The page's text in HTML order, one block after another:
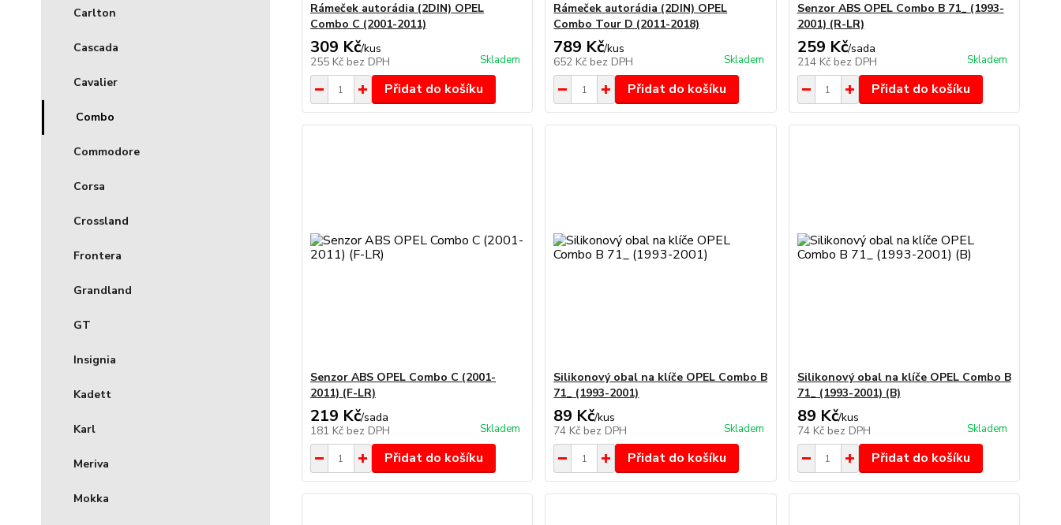
Carlton
Cascada
Cavalier
Combo
Commodore
Corsa
Crossland
Frontera
Grandland
GT
Insignia
Kadett
Karl
Meriva
Mokka
Rámeček autorádia (2DIN) OPEL
Combo C (2001-2011)
309 Kč/kus
255 Kč bez DPH Skladem
Přidat do košíku
Rámeček autorádia (2DIN) OPEL
Combo Tour D (2011-2018)
789 Kč/kus
652 Kč bez DPH Skladem
Přidat do košíku
Senzor ABS OPEL Combo B 71_ (1993-
2001) (R-LR)
259 Kč/sada
214 Kč bez DPH Skladem
Přidat do košíku
Senzor ABS OPEL Combo C (2001-
2011) (F-LR)
219 Kč/sada
181 Kč bez DPH Skladem
Přidat do košíku
Silikonový obal na klíče OPEL Combo B
71_ (1993-2001)
89 Kč/kus
74 Kč bez DPH Skladem
Přidat do košíku
Silikonový obal na klíče OPEL Combo B
71_ (1993-2001) (B)
89 Kč/kus
74 Kč bez DPH Skladem
Přidat do košíku